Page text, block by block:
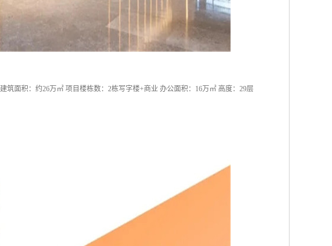
面积：约26万㎡ 项目楼栋数：2栋写字楼+商业 办公面积：16万㎡ 高度：29层